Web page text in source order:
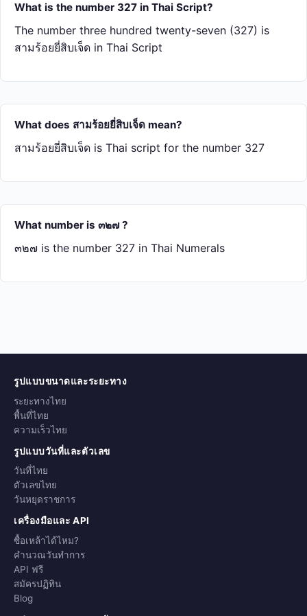
What is the number 327 in Thai Script?
The number three hundred twenty-seven (327) is
สาม​ร้อย​ยี่​สิบ​เจ็ด in Thai Script
What does สาม​ร้อย​ยี่​สิบ​เจ็ด mean?
สาม​ร้อย​ยี่​สิบ​เจ็ด is Thai script for the number 327
What number is ๓๒๗ ?
๓๒๗ is the number 327 in Thai Numerals
รูปแบบขนาดและระยะทาง
ระยะทางไทย
พื้นที่ไทย
ความเร็วไทย
รูปแบบวันที่และตัวเลข
วันที่ไทย
ตัวเลขไทย
วันหยุดราชการ
เครื่องมือและ API
ซื้อเหล้าได้ไหม?
คำนวณวันทำการ
API ฟรี
สมัครปฏิทิน
Blog